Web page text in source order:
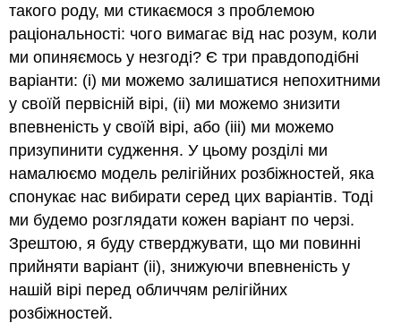
такого роду, ми стикаємося з проблемою
раціональності: чого вимагає від нас розум, коли
ми опиняємось у незгоді? Є три правдоподібні
варіанти: (i) ми можемо залишатися непохитними
у своїй первісній вірі, (ii) ми можемо знизити
впевненість у своїй вірі, або (iii) ми можемо
призупинити судження. У цьому розділі ми
намалюємо модель релігійних розбіжностей, яка
спонукає нас вибирати серед цих варіантів. Тоді
ми будемо розглядати кожен варіант по черзі.
Зрештою, я буду стверджувати, що ми повинні
прийняти варіант (ii), знижуючи впевненість у
нашій вірі перед обличчям релігійних
розбіжностей.